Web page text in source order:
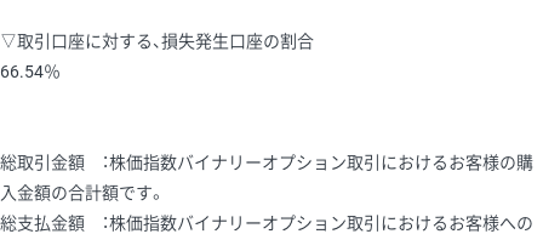
▽取引口座に対する、損失発生口座の割合
66.54％
総取引金額 ：株価指数バイナリーオプション取引におけるお客様の購
入金額の合計額です。
総支払金額 ：株価指数バイナリーオプション取引におけるお客様への